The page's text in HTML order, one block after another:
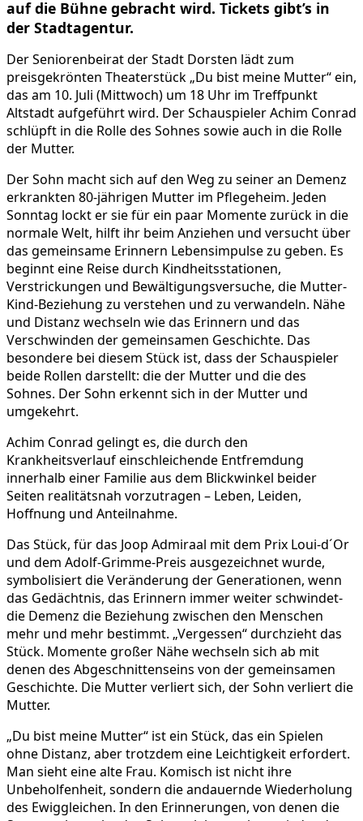
auf die Bühne gebracht wird. Tickets gibt’s in
der Stadtagentur.
Der Seniorenbeirat der Stadt Dorsten lädt zum
preisgekrönten Theaterstück „Du bist meine Mutter“ ein,
das am 10. Juli (Mittwoch) um 18 Uhr im Treffpunkt
Altstadt aufgeführt wird. Der Schauspieler Achim Conrad
schlüpft in die Rolle des Sohnes sowie auch in die Rolle
der Mutter.
Der Sohn macht sich auf den Weg zu seiner an Demenz
erkrankten 80-jährigen Mutter im Pflegeheim. Jeden
Sonntag lockt er sie für ein paar Momente zurück in die
normale Welt, hilft ihr beim Anziehen und versucht über
das gemeinsame Erinnern Lebensimpulse zu geben. Es
beginnt eine Reise durch Kindheitsstationen,
Verstrickungen und Bewältigungsversuche, die Mutter-
Kind-Beziehung zu verstehen und zu verwandeln. Nähe
und Distanz wechseln wie das Erinnern und das
Verschwinden der gemeinsamen Geschichte. Das
besondere bei diesem Stück ist, dass der Schauspieler
beide Rollen darstellt: die der Mutter und die des
Sohnes. Der Sohn erkennt sich in der Mutter und
umgekehrt.
Achim Conrad gelingt es, die durch den
Krankheitsverlauf einschleichende Entfremdung
innerhalb einer Familie aus dem Blickwinkel beider
Seiten realitätsnah vorzutragen – Leben, Leiden,
Hoffnung und Anteilnahme.
Das Stück, für das Joop Admiraal mit dem Prix Loui-d´Or
und dem Adolf-Grimme-Preis ausgezeichnet wurde,
symbolisiert die Veränderung der Generationen, wenn
das Gedächtnis, das Erinnern immer weiter schwindet-
die Demenz die Beziehung zwischen den Menschen
mehr und mehr bestimmt. „Vergessen“ durchzieht das
Stück. Momente großer Nähe wechseln sich ab mit
denen des Abgeschnittenseins von der gemeinsamen
Geschichte. Die Mutter verliert sich, der Sohn verliert die
Mutter.
„Du bist meine Mutter“ ist ein Stück, das ein Spielen
ohne Distanz, aber trotzdem eine Leichtigkeit erfordert.
Man sieht eine alte Frau. Komisch ist nicht ihre
Unbeholfenheit, sondern die andauernde Wiederholung
des Ewiggleichen. In den Erinnerungen, von denen die